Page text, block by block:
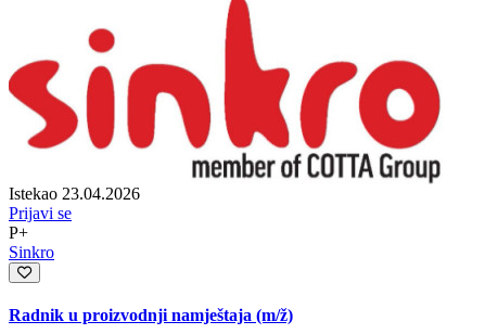
Istekao 23.04.2026
Prijavi se
P+
Sinkro
Radnik u proizvodnji namještaja (m/ž)